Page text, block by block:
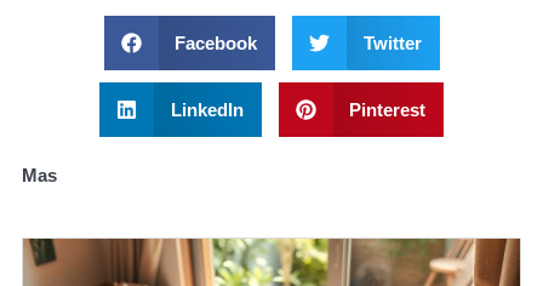
Facebook Twitter
LinkedIn Pinterest
Mas